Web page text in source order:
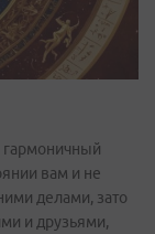
гармоничный
вам и не
делами, зато
и друзьями,